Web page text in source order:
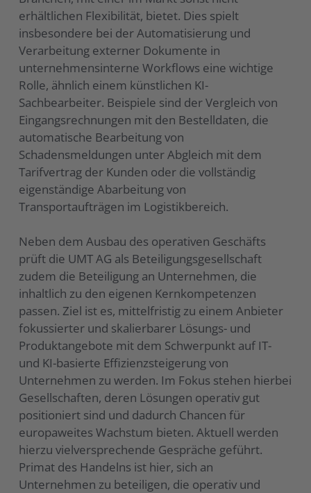
erhältlichen Flexibilität, bietet. Dies spielt
insbesondere bei der Automatisierung und
Verarbeitung externer Dokumente in
unternehmensinterne Workflows eine wichtige
Rolle, ähnlich einem künstlichen KI-
Sachbearbeiter. Beispiele sind der Vergleich von
Eingangsrechnungen mit den Bestelldaten, die
automatische Bearbeitung von
Schadensmeldungen unter Abgleich mit dem
Tarifvertrag der Kunden oder die vollständig
eigenständige Abarbeitung von
Transportaufträgen im Logistikbereich.
Neben dem Ausbau des operativen Geschäfts
prüft die UMT AG als Beteiligungsgesellschaft
zudem die Beteiligung an Unternehmen, die
inhaltlich zu den eigenen Kernkompetenzen
passen. Ziel ist es, mittelfristig zu einem Anbieter
fokussierter und skalierbarer Lösungs- und
Produktangebote mit dem Schwerpunkt auf IT-
und KI-basierte Effizienzsteigerung von
Unternehmen zu werden. Im Fokus stehen hierbei
Gesellschaften, deren Lösungen operativ gut
positioniert sind und dadurch Chancen für
europaweites Wachstum bieten. Aktuell werden
hierzu vielversprechende Gespräche geführt.
Primat des Handelns ist hier, sich an
Unternehmen zu beteiligen, die operativ und